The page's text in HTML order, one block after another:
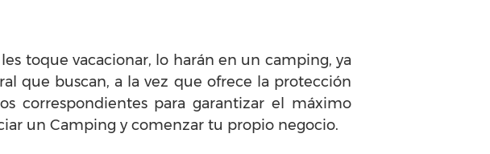
toque vacacionar, lo harán en un camping, ya
que buscan, a la vez que ofrece la protección
correspondientes para garantizar el máximo
un Camping y comenzar tu propio negocio.